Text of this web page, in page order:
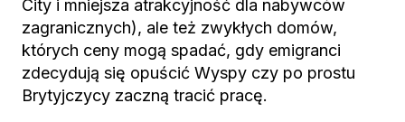
City i mniejsza atrakcyjność dla nabywców
zagranicznych), ale też zwykłych domów,
których ceny mogą spadać, gdy emigranci
zdecydują się opuścić Wyspy czy po prostu
Brytyjczycy zaczną tracić pracę.